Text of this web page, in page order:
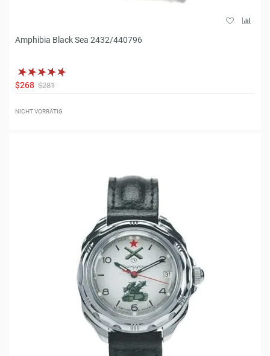
Amphibia Black Sea 2432/440796
$268 $281
NICHT VORRÄTIG